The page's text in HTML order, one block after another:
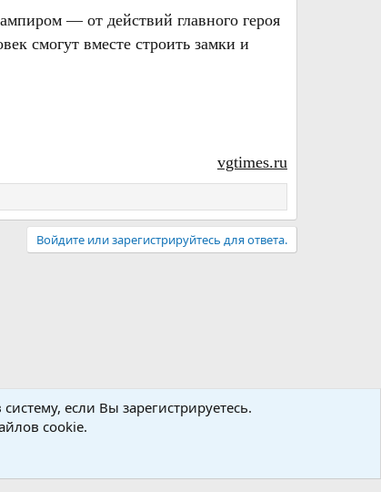
— от действий главного героя
смогут вместе строить замки и
vgtimes.ru
Войдите или зарегистрируйтесь для ответа.
если Вы зарегистрируетесь.
cookie.